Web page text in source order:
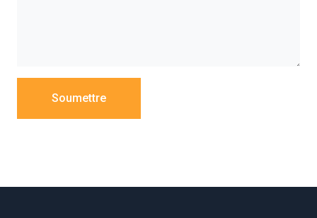
Soumettre